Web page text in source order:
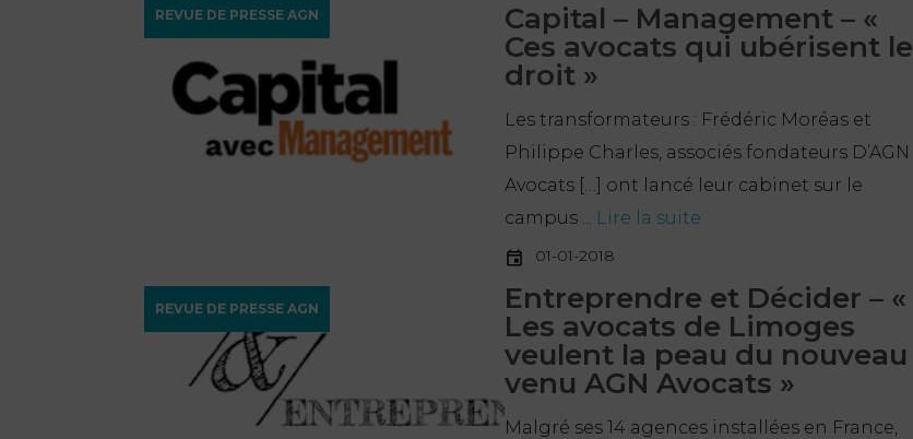
REVUE DE PRESSE AGN
Capital – Management – «
Ces avocats qui ubérisent le
droit »
Les transformateurs : Frédéric Moréas et
Philippe Charles, associés fondateurs D’AGN
Avocats […] ont lancé leur cabinet sur le
campus ... Lire la suite
REVUE DE PRESSE AGN
01-01-2018
Entreprendre et Décider – «
Les avocats de Limoges
veulent la peau du nouveau
venu AGN Avocats »
Malgré ses 14 agences installées en France,